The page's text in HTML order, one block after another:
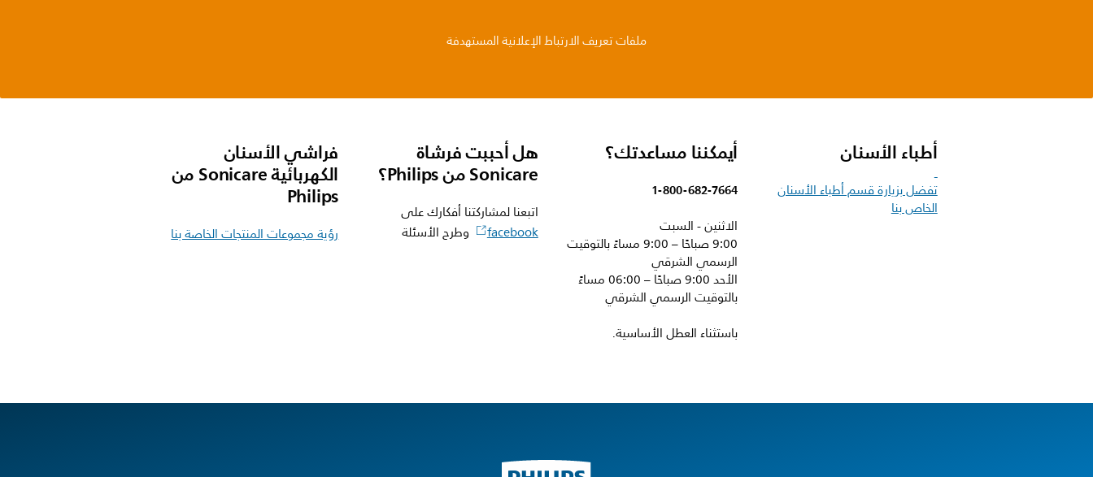
ملفات تعريف الارتباط الإعلانية المستهدفة
فراشي الأسنان
الكهربائية Sonicare من
Philips
رؤية مجموعات المنتجات الخاصة بنا
هل أحببت فرشاة
Sonicare من Philips؟
اتبعنا لمشاركتنا أفكارك على
facebook
وطرح الأسئلة
أيمكننا مساعدتك؟
1-800-682-7664
الاثنين - السبت
9:00 صباحًا – 9:00 مساءً بالتوقيت
الرسمي الشرقي
الأحد 9:00 صباحًا – 06:00 مساءً
بالتوقيت الرسمي الشرقي
باستثناء العطل الأساسية.
أطباء الأسنان
تفضل بزيارة قسم أطباء الأسنان
الخاص بنا